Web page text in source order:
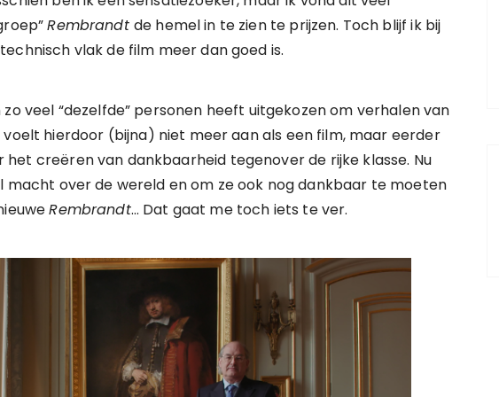
Rembrandt de hemel in te zien te prijzen. Toch blijf ik bij
vlak de film meer dan goed is.
veel “dezelfde” personen heeft uitgekozen om verhalen van
voelt hierdoor (bijna) niet meer aan als een film, maar eerder
creëren van dankbaarheid tegenover de rijke klasse. Nu
macht over de wereld en om ze ook nog dankbaar te moeten
Rembrandt… Dat gaat me toch iets te ver.